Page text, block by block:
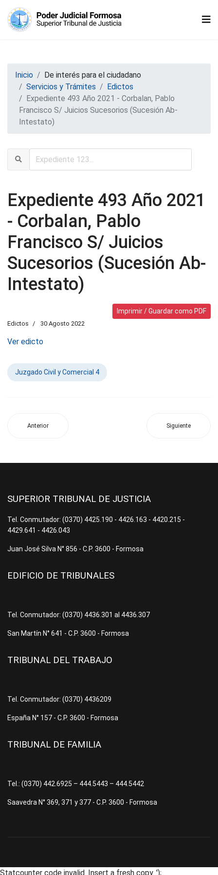
Inicio
De interés para el ciudadano
Servicios y Trámites
Edictos
Expediente 493 Año 2021 - Corbalan, Pablo
Francisco S/ Juicios Sucesorios (Sucesión Ab-
Intestato)
Expediente 493 Año 2021
- Corbalan, Pablo
Francisco S/ Juicios
Sucesorios (Sucesión Ab-
Intestato)
Imprimir / Guardar como PDF
Edictos 30 Agosto 2022
Ver edicto
Juzgado Civil y Comercial 4
Anterior Siguiente
SUPERIOR TRIBUNAL DE JUSTICIA
Tel. Conmutador: (0370) 4425.190 - 4426.163 - 4420.215 -
4429.641 - 4426.043
Juan José Silva N° 856 - C.P. 3600 - Formosa
EDIFICIO DE TRIBUNALES
Tel. Conmutador: (0370) 4436.301 al 4436.307
San Martín N° 641 - C.P. 3600 - Formosa
TRIBUNAL DEL TRABAJO
Tel. Conmutador: (0370) 4436209
España N° 157 - C.P. 3600 - Formosa
TRIBUNAL DE FAMILIA
Tel.: (0370) 442.6925 – 444.5443 – 444.5442
Saavedra N° 369, 371 y 377 - C.P. 3600 - Formosa
Statcounter code invalid. Insert a fresh copy. ');